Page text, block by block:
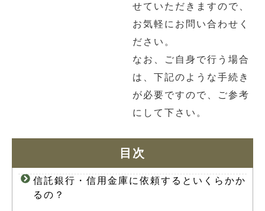
せていただきますので、
お気軽にお問い合わせく
ださい。
なお、ご自身で行う場合
は、下記のような手続き
が必要ですので、ご参考
にして下さい。
目次
信託銀行・信用金庫に依頼するといくらかか
るの？